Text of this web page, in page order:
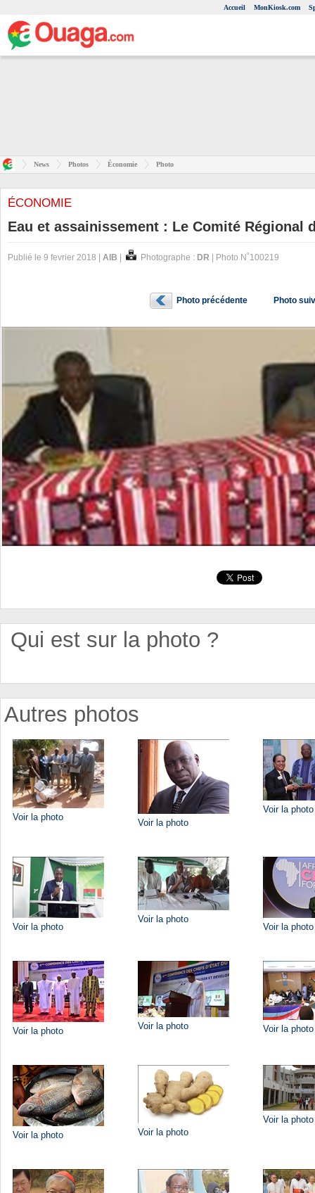
Accueil MonKiosk.com
News Photos Économie Photo
ÉCONOMIE
Eau et assainissement : Le Comité Régional
Publié le 9 fevrier 2018 | AIB Photographe : DR | Photo N˚100219
Photo précédente Photo
Qui est sur la photo ?
Autres photos
Voir la photo
Voir la photo
Voir la photo
Voir la photo
Voir la photo
Voir la photo
Voir la photo Voir la photo Voir la photo
Voir la photo Voir la photo
Voir la photo